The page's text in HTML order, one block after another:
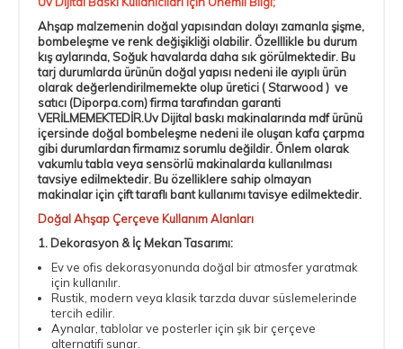
Ahşap malzemenin doğal yapısından dolayı zamanla şişme,
bombeleşme ve renk değişikliği olabilir. Özelllikle bu durum
kış aylarında, Soğuk havalarda daha sık görülmektedir. Bu
tarj durumlarda ürünün doğal yapısı nedeni ile ayıplı ürün
olarak değerlendirilmemekte olup üretici ( Starwood ) ve
satıcı (Diporpa.com) firma tarafından garanti
VERİLMEMEKTEDİR.Uv Dijital baskı makinalarında mdf ürünü
içersinde doğal bombeleşme nedeni ile oluşan kafa çarpma
gibi durumlardan firmamız sorumlu değildir. Önlem olarak
vakumlu tabla veya sensörlü makinalarda kullanılması
tavsiye edilmektedir. Bu özelliklere sahip olmayan
makinalar için çift taraflı bantkullanımı tavisye edilmektedir.
Doğal Ahşap Çerçeve Kullanım Alanları
1. Dekorasyon & İç Mekan Tasarımı:
Ev ve ofis dekorasyonunda doğal bir atmosfer yaratmak
için kullanılır.
Rustik, modern veya klasik tarzda duvar süslemelerinde
tercih edilir.
Aynalar, tablolar ve posterler için şık bir çerçeve
alternatifi sunar.